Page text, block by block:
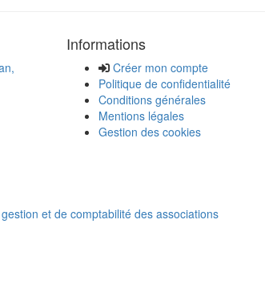
Informations
Créer mon compte
Politique de confidentialité
Conditions générales
Mentions légales
Gestion des cookies
et de comptabilité des associations